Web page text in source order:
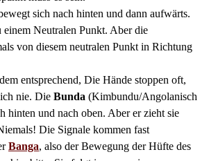
sich nach hinten und dann aufwärts.
einem Neutralen Punkt. Aber die
von diesem neutralen Punkt in Richtung
entsprechend, Die Hände stoppen oft,
nie. Die Bunda (Kimbundu/Angolanisch
hinten und nach oben. Aber er zieht sie
Die Signale kommen fast
Banga, also der Bewegung der Hüfte des